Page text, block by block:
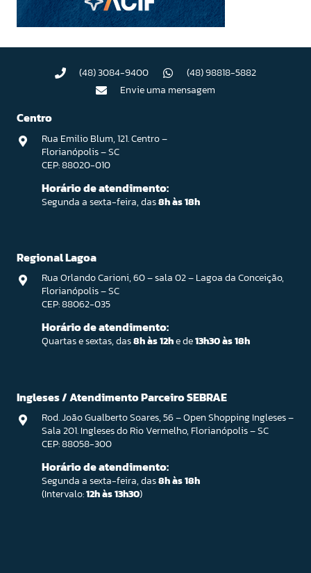
(48) 3084-9400
(48) 98818-5882
Envie uma mensagem
Centro
Rua Emilio Blum, 121. Centro –
Florianópolis – SC
CEP: 88020-010
Horário de atendimento:
Segunda a sexta-feira, das8h às 18h
Regional Lagoa
Rua Orlando Carioni, 60 – sala 02 – Lagoa da Conceição,
Florianópolis – SC
CEP: 88062-035
Horário de atendimento:
Quartas e sextas, das8h às 12he de13h30 às 18h
Ingleses / Atendimento Parceiro SEBRAE
Rod. João Gualberto Soares, 56 – Open Shopping Ingleses –
Sala 201. Ingleses do Rio Vermelho, Florianópolis – SC
CEP: 88058-300
Horário de atendimento:
Segunda a sexta-feira, das8h às 18h
(Intervalo:12h às 13h30)